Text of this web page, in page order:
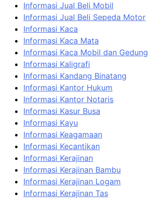
Informasi Jual Beli Mobil
Informasi Jual Beli Sepeda Motor
Informasi Kaca
Informasi Kaca Mata
Informasi Kaca Mobil dan Gedung
Informasi Kaligrafi
Informasi Kandang Binatang
Informasi Kantor Hukum
Informasi Kantor Notaris
Informasi Kasur Busa
Informasi Kayu
Informasi Keagamaan
Informasi Kecantikan
Informasi Kerajinan
Informasi Kerajinan Bambu
Informasi Kerajinan Logam
Informasi Kerajinan Tas